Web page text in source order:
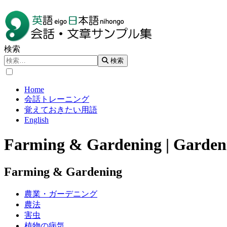
検索
検索
Home
会話トレーニング
覚えておきたい用語
English
Farming & Gardening |
Farming & Gardening
農業・ガーデニング
農法
害虫